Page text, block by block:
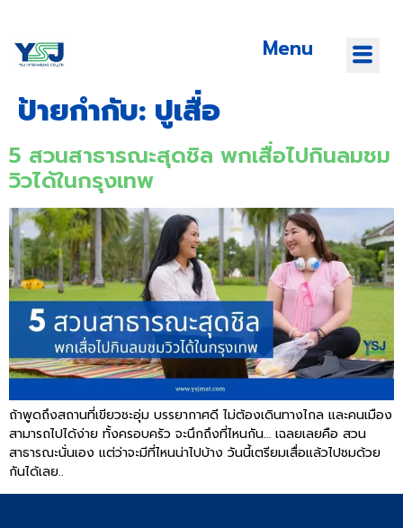
Menu
ป้ายกำกับ: ปูเสื่อ
5 สวนสาธารณะสุดชิล พกเสื่อไปกินลมชม
วิวได้ในกรุงเทพ
ถ้าพูดถึงสถานที่เขียวชะอุ่ม บรรยากาศดี ไม่ต้องเดินทางไกล และคนเมือง
สามารถไปได้ง่าย ทั้งครอบครัว จะนึกถึงที่ไหนกัน… เฉลยเลยคือ สวน
สาธารณะนั่นเอง แต่ว่าจะมีที่ไหนน่าไปบ้าง วันนี้เตรียมเสื่อแล้วไปชมด้วย
กันได้เลย..